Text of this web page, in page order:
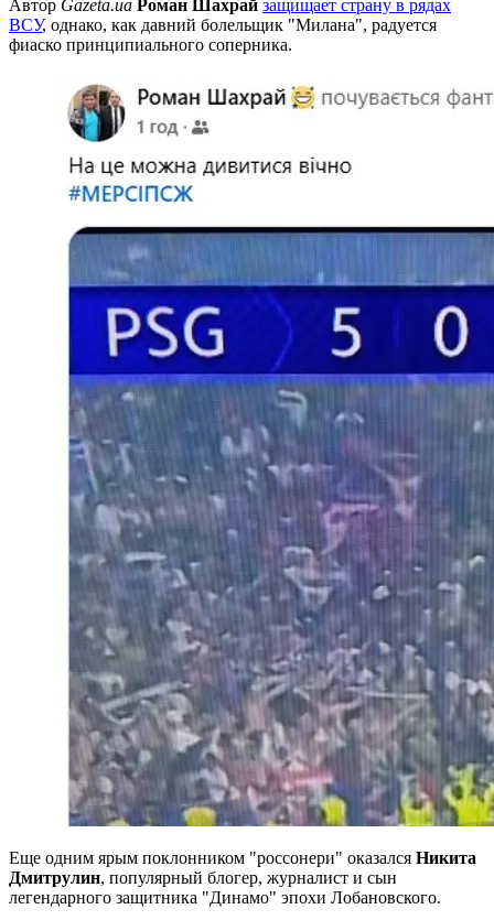
Автор Gazeta.ua Роман Шахрай защищает страну в рядах
ВСУ, однако, как давний болельщик "Милана", радуется
фиаско принципиального соперника.
Еще одним ярым поклонником "россонери" оказался Никита
Дмитрулин, популярный блогер, журналист и сын
легендарного защитника "Динамо" эпохи Лобановского.